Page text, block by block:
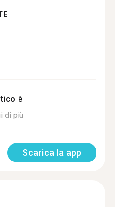
è
di più
Scarica la app